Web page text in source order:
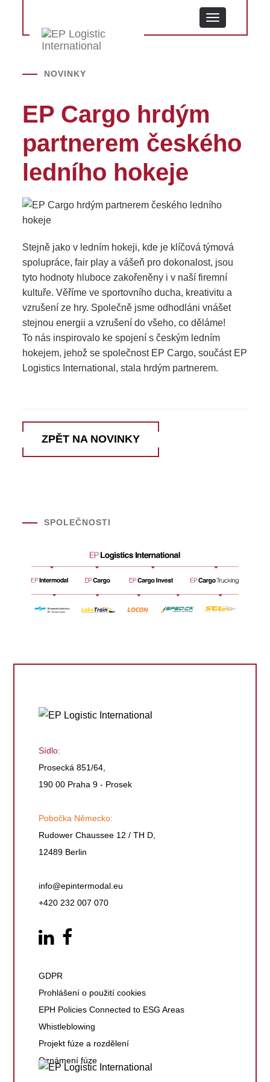
MENU
NOVINKY
EP Cargo hrdým
partnerem českého
ledního hokeje
Stejně jako v ledním hokeji, kde je klíčová týmová
spolupráce, fair play a vášeň pro dokonalost, jsou
tyto hodnoty hluboce zakořeněny i v naší firemní
kultuře. Věříme ve sportovního ducha, kreativitu a
vzrušení ze hry. Společně jsme odhodláni vnášet
stejnou energii a vzrušení do všeho, co děláme!
To nás inspirovalo ke spojení s českým ledním
hokejem, jehož se společnost EP Cargo, součást EP
Logistics International, stala hrdým partnerem.
ZPĚT NA NOVINKY
SPOLEČNOSTI
Sídlo:
Prosecká 851/64,
190 00 Praha 9 - Prosek
Pobočka Německo:
Rudower Chaussee 12 / TH D,
12489 Berlin
info@epintermodal.eu
+420 232 007 070
GDPR
Prohlášení o použití cookies
EPH Policies Connected to ESG Areas
Whistleblowing
Projekt fúze a rozdělení
Oznámení fúze